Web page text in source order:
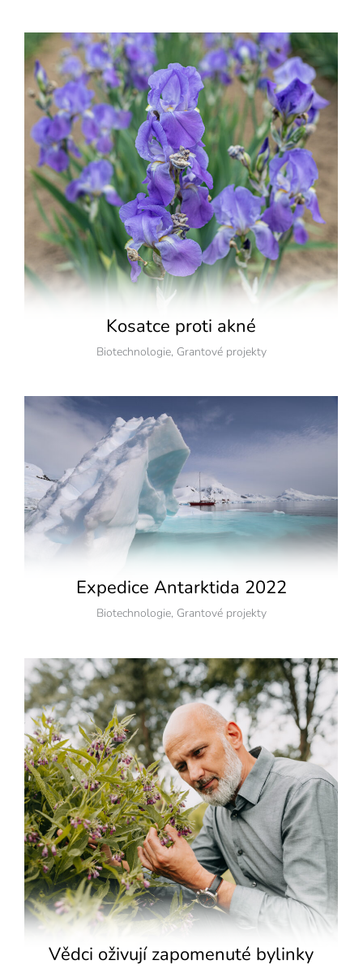
Kosatce proti akné
Biotechnologie, Grantové projekty
Expedice Antarktida 2022
Biotechnologie, Grantové projekty
Vědci oživují zapomenuté bylinky